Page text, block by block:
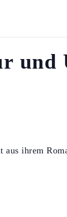
und
ihrem